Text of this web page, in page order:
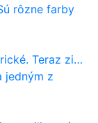
rôzne farby
nový osemvalcový motor
jedným z